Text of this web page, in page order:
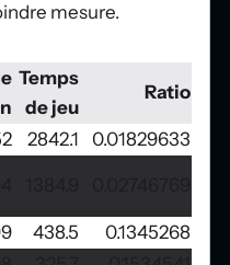
mesure.
Temps
de jeu
Ratio
2842.1
0.01829633
438.5
0.1345268